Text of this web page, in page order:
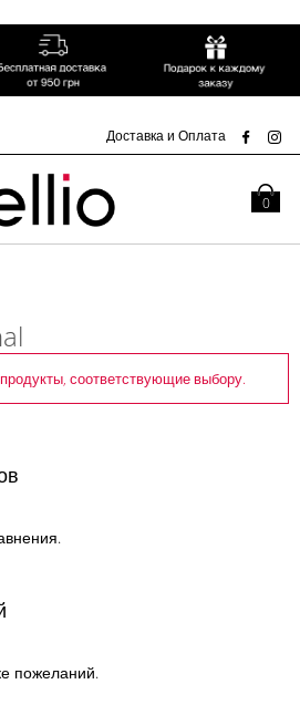
Доставка и Оплата
Моя
0
соответствующие выбору.
пожеланий.